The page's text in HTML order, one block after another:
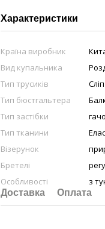
Характеристики
Країна виробник
Вид купальника
Тип трусиків
Тип бюстгальтера
Тип застібки
Тип тканини
Візерунок
Бретелі
Особливості
з
Доставка Оплата